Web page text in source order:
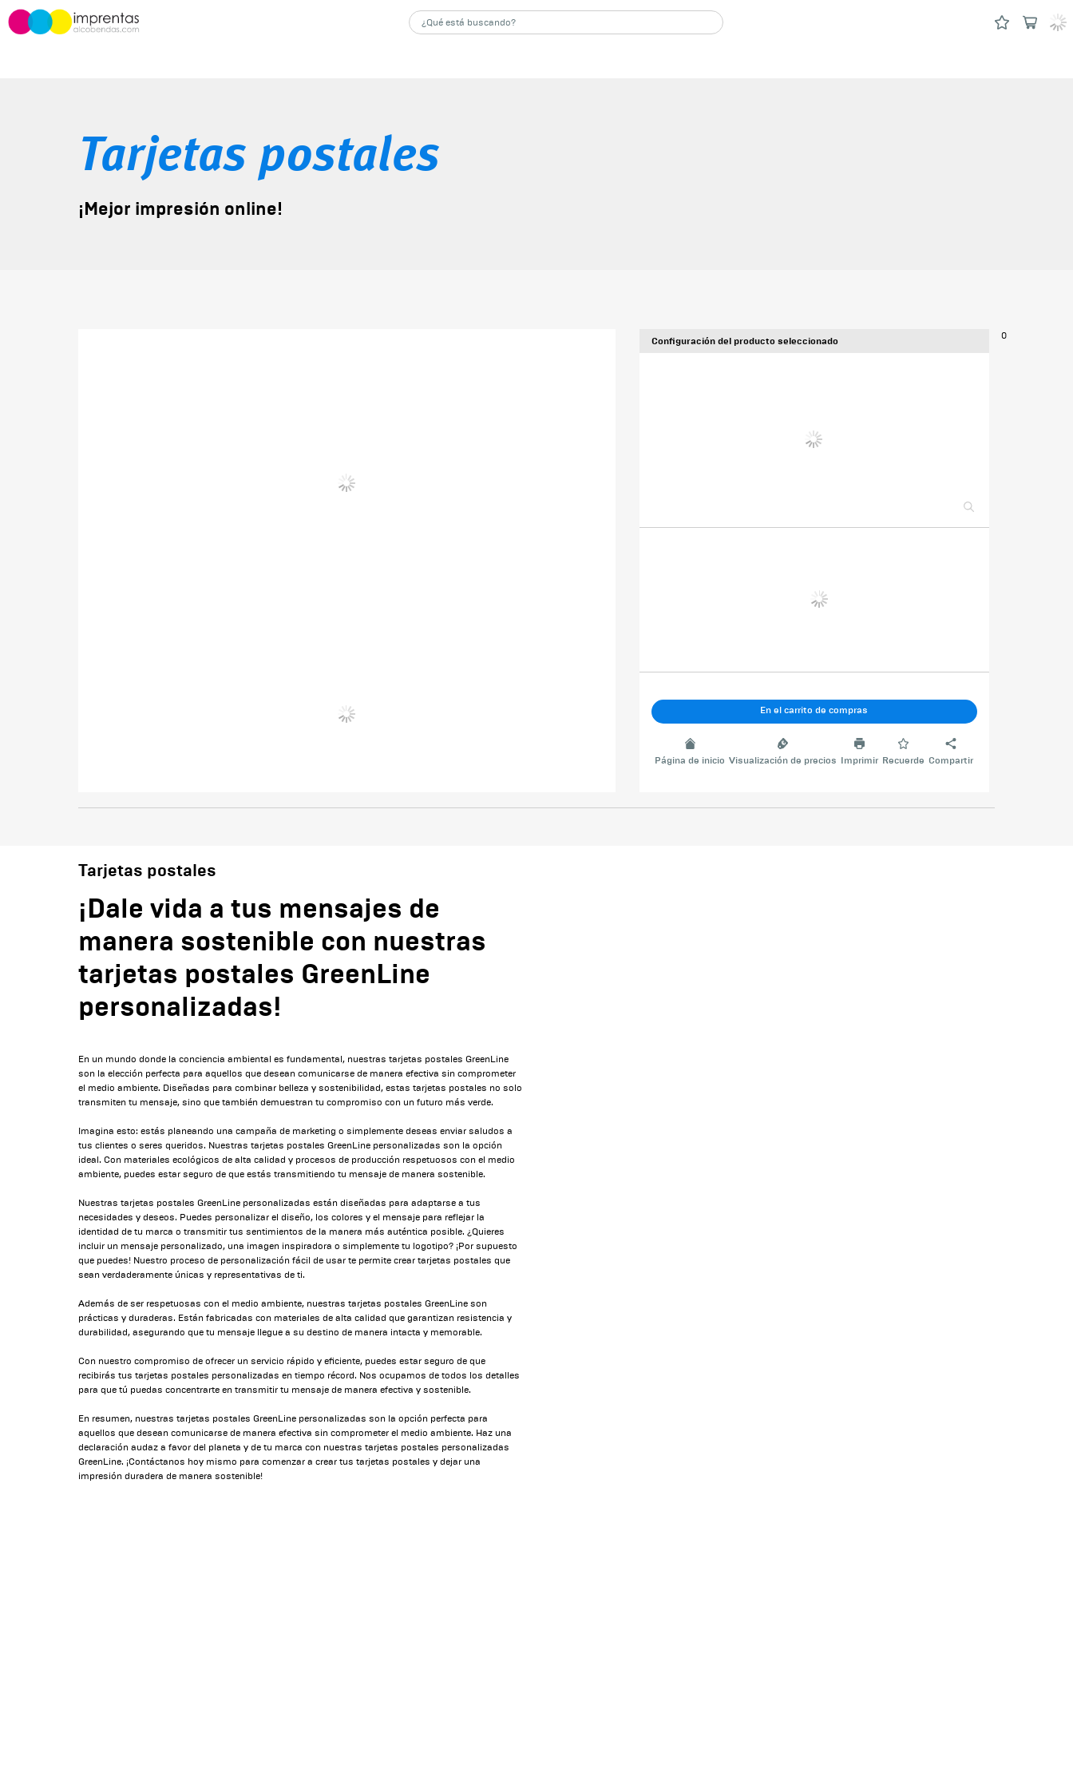
Tarjetas postales
¡Mejor impresión online!
Configuración del producto seleccionado
En el carrito de compras
Página de inicio Visualización de precios Imprimir Recuerde Compartir
0
Tarjetas postales
¡Dale vida a tus mensajes de
manera sostenible con nuestras
tarjetas postales GreenLine
personalizadas!
En un mundo donde la conciencia ambiental es fundamental, nuestras tarjetas postales GreenLine
son la elección perfecta para aquellos que desean comunicarse de manera efectiva sin comprometer
el medio ambiente. Diseñadas para combinar belleza y sostenibilidad, estas tarjetas postales no solo
transmiten tu mensaje, sino que también demuestran tu compromiso con un futuro más verde.
Imagina esto: estás planeando una campaña de marketing o simplemente deseas enviar saludos a
tus clientes o seres queridos. Nuestras tarjetas postales GreenLine personalizadas son la opción
ideal. Con materiales ecológicos de alta calidad y procesos de producción respetuosos con el medio
ambiente, puedes estar seguro de que estás transmitiendo tu mensaje de manera sostenible.
Nuestras tarjetas postales GreenLine personalizadas están diseñadas para adaptarse a tus
necesidades y deseos. Puedes personalizar el diseño, los colores y el mensaje para reflejar la
identidad de tu marca o transmitir tus sentimientos de la manera más auténtica posible. ¿Quieres
incluir un mensaje personalizado, una imagen inspiradora o simplemente tu logotipo? ¡Por supuesto
que puedes! Nuestro proceso de personalización fácil de usar te permite crear tarjetas postales que
sean verdaderamente únicas y representativas de ti.
Además de ser respetuosas con el medio ambiente, nuestras tarjetas postales GreenLine son
prácticas y duraderas. Están fabricadas con materiales de alta calidad que garantizan resistencia y
durabilidad, asegurando que tu mensaje llegue a su destino de manera intacta y memorable.
Con nuestro compromiso de ofrecer un servicio rápido y eficiente, puedes estar seguro de que
recibirás tus tarjetas postales personalizadas en tiempo récord. Nos ocupamos de todos los detalles
para que tú puedas concentrarte en transmitir tu mensaje de manera efectiva y sostenible.
En resumen, nuestras tarjetas postales GreenLine personalizadas son la opción perfecta para
aquellos que desean comunicarse de manera efectiva sin comprometer el medio ambiente. Haz una
declaración audaz a favor del planeta y de tu marca con nuestras tarjetas postales personalizadas
GreenLine. ¡Contáctanos hoy mismo para comenzar a crear tus tarjetas postales y dejar una
impresión duradera de manera sostenible!